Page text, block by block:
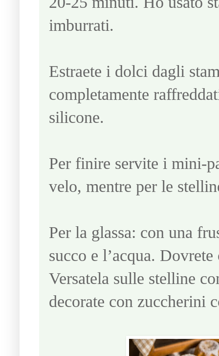
imburrati.
Estraete i dolci dagli
completamente
silicone.
Per finire servite i mini-
velo, mentre per le
Per la glassa: con una
succo e l’acqua.
Versatela sulle stelline
decorate con zuccherini